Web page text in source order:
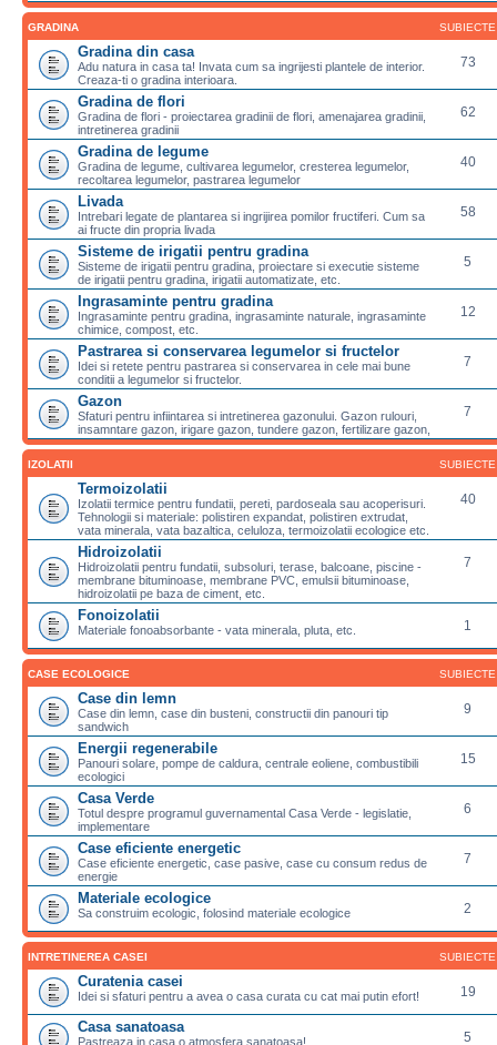
GRADINA SUBIECTE
Gradina din casa
Adu natura in casa ta! Invata cum sa ingrijesti plantele de interior.
Creaza-ti o gradina interioara.
73
Gradina de flori
Gradina de flori - proiectarea gradinii de flori, amenajarea gradinii,
intretinerea gradinii
62
Gradina de legume
Gradina de legume, cultivarea legumelor, cresterea legumelor,
recoltarea legumelor, pastrarea legumelor
40
Livada
Intrebari legate de plantarea si ingrijirea pomilor fructiferi. Cum sa
ai fructe din propria livada
58
Sisteme de irigatii pentru gradina
Sisteme de irigatii pentru gradina, proiectare si executie sisteme
de irigatii pentru gradina, irigatii automatizate, etc.
5
Ingrasaminte pentru gradina
Ingrasaminte pentru gradina, ingrasaminte naturale, ingrasaminte
chimice, compost, etc.
12
Pastrarea si conservarea legumelor si fructelor
Idei si retete pentru pastrarea si conservarea in cele mai bune
conditii a legumelor si fructelor.
7
Gazon
Sfaturi pentru infiintarea si intretinerea gazonului. Gazon rulouri,
insamntare gazon, irigare gazon, tundere gazon, fertilizare gazon,
7
IZOLATII SUBIECTE
Termoizolatii
Izolatii termice pentru fundatii, pereti, pardoseala sau acoperisuri.
Tehnologii si materiale: polistiren expandat, polistiren extrudat,
vata minerala, vata bazaltica, celuloza, termoizolatii ecologice etc.
40
Hidroizolatii
Hidroizolatii pentru fundatii, subsoluri, terase, balcoane, piscine -
membrane bituminoase, membrane PVC, emulsii bituminoase,
hidroizolatii pe baza de ciment, etc.
7
Fonoizolatii
Materiale fonoabsorbante - vata minerala, pluta, etc. 1
CASE ECOLOGICE SUBIECTE
Case din lemn
Case din lemn, case din busteni, constructii din panouri tip
sandwich
9
Energii regenerabile
Panouri solare, pompe de caldura, centrale eoliene, combustibili
ecologici
15
Casa Verde
Totul despre programul guvernamental Casa Verde - legislatie,
implementare
6
Case eficiente energetic
Case eficiente energetic, case pasive, case cu consum redus de
energie
7
Materiale ecologice
Sa construim ecologic, folosind materiale ecologice 2
INTRETINEREA CASEI SUBIECTE
Curatenia casei
Idei si sfaturi pentru a avea o casa curata cu cat mai putin efort! 19
Casa sanatoasa
Pastreaza in casa o atmosfera sanatoasa! 5